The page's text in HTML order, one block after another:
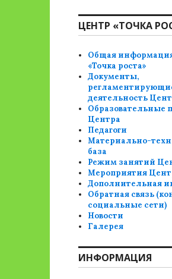
ЦЕНТР «ТОЧКА
Общая
«Точка роста»
Документы,
деятельность
Образовательные
Центра
Педагоги
Материально-
база
Режим занятий
Мероприятия
Дополнительная
Обратная связь
социальные сети)
Новости
Галерея
ИНФОРМАЦИЯ